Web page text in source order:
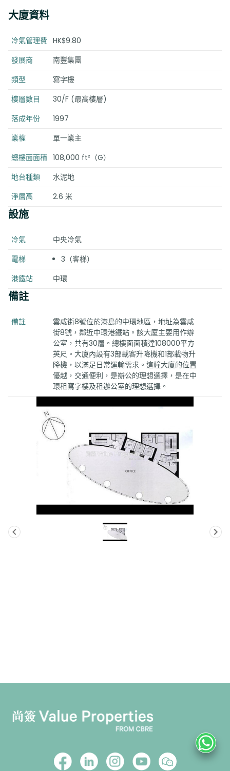
大廈資料
冷氣管理費 HK$9.80
發展商
南豐集團
類型
寫字樓
樓層數目
30/F (最高樓層)
落成年份
1997
業權
單一業主
總樓面面積 108,000 ft²（G）
地台種類
水泥地
淨層高
2.6 米
設施
冷氣
中央冷氣
電梯
3（客梯）
港鐵站
中環
備註
備註
雲咸街8號位於港島的中環地區，地址為雲咸
街8號，鄰近中環港鐵站。該大廈主要用作辦
公室，共有30層。總樓面面積達108000平方
英尺。大廈內設有3部載客升降機和1部載物升
降機，以滿足日常運輸需求。這幢大廈的位置
優越，交通便利，是辦公的理想選擇，是在中
環租寫字樓及租辦公室的理想選擇。